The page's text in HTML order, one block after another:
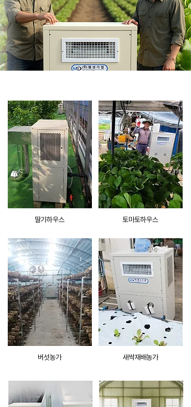
​딸기하우스
버섯농가
토마토하우스
새싹재배농가